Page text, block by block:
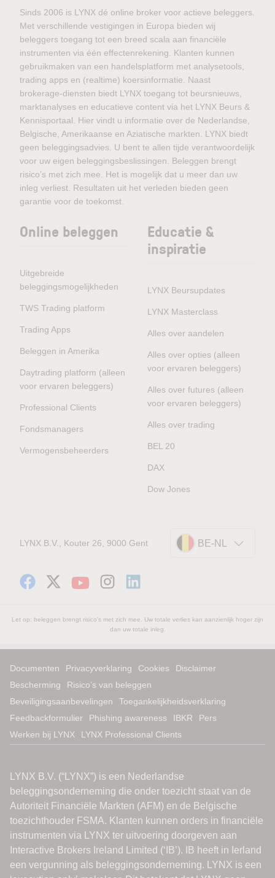
Sinds 2006 is LYNX dé online broker voor actieve beleggers.
Met verschillende vestigingen in Europa bieden wij
beleggers toegang tot een breed scala aan financiële
instrumenten via één effectenrekening. Klanten kunnen
gebruikmaken van een handelsplatform met analysetools,
trading apps en (realtime) koersinformatie. Naast
brokerage-diensten biedt LYNX toegang tot beursnieuws,
marktanalyses en educatieve content via het LYNX Beurs &
Kennisportaal. Hier vindt u informatie over de Nederlandse,
Belgische, Amerikaanse en Aziatische markten. LYNX biedt
geen beleggingsadvies. U bent te allen tijde verantwoordelijk
voor uw eigen beleggingsbeslissingen. Beleggen brengt
risico’s met zich mee. Het is mogelijk dat u meer dan uw
inleg verliest. Resultaten uit het verleden bieden geen
garantie voor de toekomst.
Online beleggen
Uitgebreide
beleggingsmogelijkheden
TWS Trading platform
Trading Apps
Beleggen in Amerika
Daytrading platform (alleen
voor ervaren beleggers)
Professional Clients
Fondsmanagers
Vermogensbeheerders
Educatie &
inspiratie
LYNX Beursupdates
LYNX Masterclass
Alles over aandelen
Alles over opties (alleen
voor ervaren beleggers)
Alles over futures (alleen
voor ervaren beleggers)
Alles over trading
BEL 20
DAX
Dow Jones
LYNX B.V., Kouter 26, 9000 Gent BE-NL
Let op: beleggen brengt risico's met zich mee. Uw totale verlies kan aanzienlijk hoger zijn
dan uw totale inleg.
Documenten Privacyverklaring Cookies
Disclaimer
Bescherming
Risico’s van beleggen
Beveiligingsaanbevelingen
Toegankelijkheidsverklaring
Feedbackformulier
Phishing awareness IBKR
Pers
Werken bij LYNX
LYNX Professional Clients